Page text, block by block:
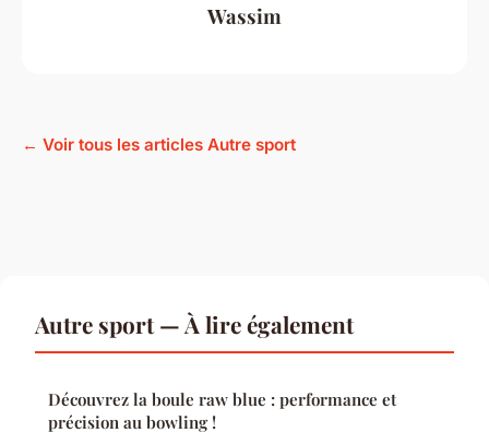
Wassim
← Voir tous les articles Autre sport
Autre sport — À lire également
Découvrez la boule raw blue : performance et
précision au bowling !